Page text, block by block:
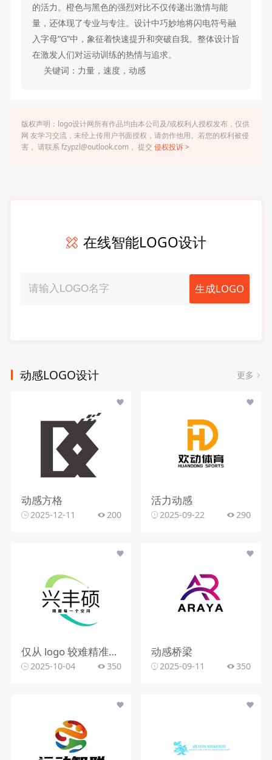
的活力。橙色与黑色的强烈对比不仅传递出激情与能
量，还体现了专业与专注。设计中巧妙地将闪电符号融
入字母“G”中，象征着快速提升和突破自我。整体设计旨
在激发人们对运动训练的热情与追求。
关键词：力量，速度，动感
版权声明：logo设计网所有作品均由本公司及/或权利人授权发布，仅供
网 友学习交流，未经上传用户书面授权，请勿作他用。若您的权利被侵
害， 请联系 fzypzl@outlook.com， 提交 侵权投诉 >
在线智能LOGO设计
生成LOGO
动感LOGO设计 更多
动感方格
2025-12-11 200
活力动感
2025-09-22 290
仅从 logo 较难精准判断行业。该 logo 含动感图形，文字有 “精雕每一个空间”，可能与室内装修、空间设计、建筑装饰等行业相关，但因信息有限，无法确切判定所属行业。
2025-10-04 350
动感桥梁
2025-09-11 350